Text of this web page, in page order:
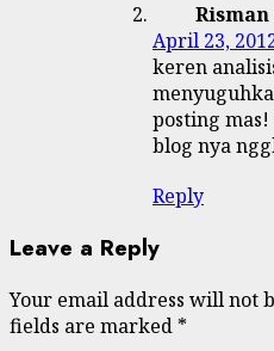
Risman
April 23,
keren
posting
blog nya
Reply
Leave a Reply
Your email address will not
fields are marked *